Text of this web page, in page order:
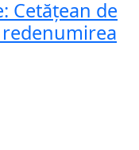
Cetățean de